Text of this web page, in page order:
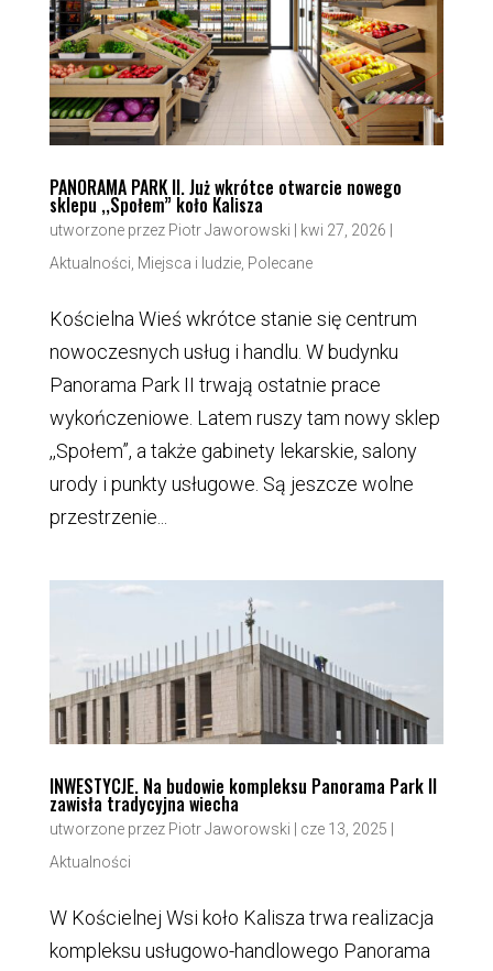
PANORAMA PARK II. Już wkrótce otwarcie nowego
sklepu ,,Społem” koło Kalisza
utworzone przez Piotr Jaworowski kwi 27, 2026
Aktualności Miejsca i ludzie, Polecane
Kościelna Wieś wkrótce stanie się centrum
nowoczesnych usług i handlu. W budynku
Panorama Park II trwają ostatnie prace
wykończeniowe. Latem ruszy tam nowy sklep
,,Społem”, a także gabinety lekarskie, salony
urody i punkty usługowe. Są jeszcze wolne
przestrzenie...
INWESTYCJE. Na budowie kompleksu Panorama Park II
zawisła tradycyjna wiecha
utworzone przez Piotr Jaworowski cze 13, 2025
Aktualności
W Kościelnej Wsi koło Kalisza trwa realizacja
kompleksu usługowo-handlowego Panorama